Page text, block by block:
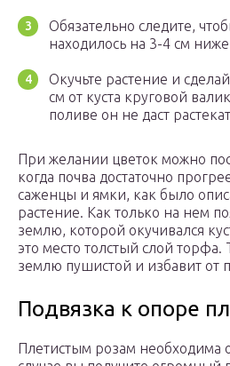
Обязательно следите,
находилось на 3-4 см
Окучьте растение и
см от куста круговой
поливе он не даст
При желании цветок можно
когда почва достаточно
саженцы и ямки, как было
растение. Как только на нем
землю, которой окучивался
это место толстый слой торфа.
землю пушистой и избавит от
Подвязка к опоре
Плетистым розам необходима